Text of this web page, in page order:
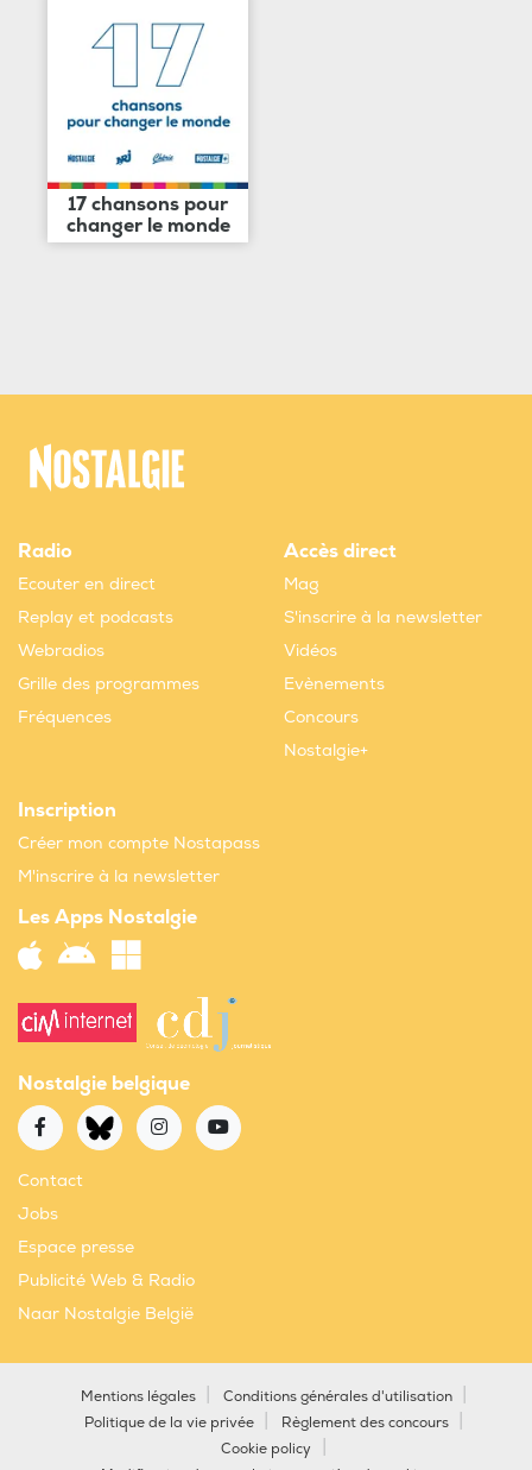
17 chansons pour
changer le monde
Radio
Ecouter en direct
Replay et podcasts
Webradios
Grille des programmes
Fréquences
Accès direct
Mag
S'inscrire à la newsletter
Vidéos
Evènements
Concours
Nostalgie+
Inscription
Créer mon compte Nostapass
M'inscrire à la newsletter
Les Apps Nostalgie
Nostalgie belgique
Contact
Jobs
Espace presse
Publicité Web & Radio
Naar Nostalgie België
Mentions légales
Conditions générales d'utilisation
Politique de la vie privée
Règlement des concours
Cookie policy